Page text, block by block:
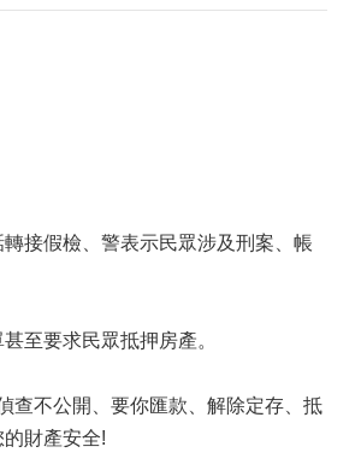
接假檢、警表示民眾涉及刑案、帳
至要求民眾抵押房產。
查不公開、要你匯款、解除定存、抵
財產安全!